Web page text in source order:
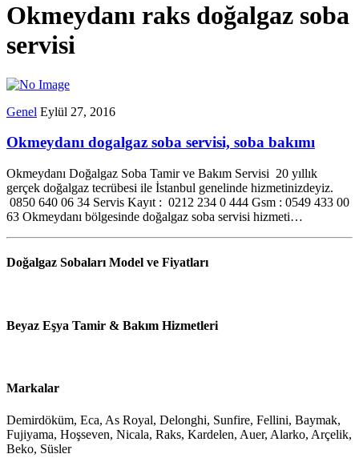
Okmeydanı raks doğalgaz soba
servisi
Genel Eylül 27, 2016
Okmeydanı dogalgaz soba servisi, soba bakımı
Okmeydanı Doğalgaz Soba Tamir ve Bakım Servisi 20 yıllık
gerçek doğalgaz tecrübesi ile İstanbul genelinde hizmetinizdeyiz.
0850 640 06 34 Servis Kayıt : 0212 234 0 444 Gsm : 0549 433 00
63 Okmeydanı bölgesinde doğalgaz soba servisi hizmeti…
Doğalgaz Sobaları Model ve Fiyatları
Beyaz Eşya Tamir & Bakım Hizmetleri
Markalar
Demirdöküm, Eca, As Royal, Delonghi, Sunfire, Fellini, Baymak,
Fujiyama, Hoşseven, Nicala, Raks, Kardelen, Auer, Alarko, Arçelik,
Beko, Süsler